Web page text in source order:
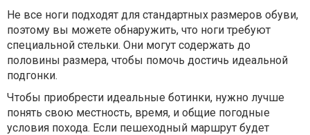
Не все ноги подходят для стандартных размеров обуви,
поэтому вы можете обнаружить, что ноги требуют
специальной стельки. Они могут содержать до
половины размера, чтобы помочь достичь идеальной
подгонки.
Чтобы приобрести идеальные ботинки, нужно лучше
понять свою местность, время, и общие погодные
условия похода. Если пешеходный маршрут будет